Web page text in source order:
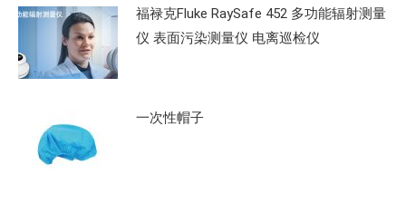
福禄克Fluke RaySafe 452 多功能辐射测量
仪 表面污染测量仪 电离巡检仪
一次性帽子